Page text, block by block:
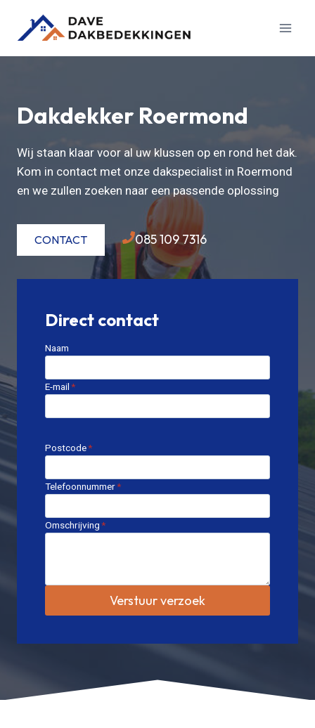
Dakdekker Roermond
Wij staan klaar voor al uw klussen op en rond het dak.
Kom in contact met onze dakspecialist in Roermond
en we zullen zoeken naar een passende oplossing
CONTACT 085 109 7316
Direct contact
Naam
E-mail*
Postcode*
Telefoonnummer*
Omschrijving*
Verstuur verzoek